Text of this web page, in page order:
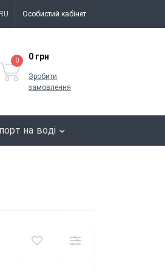
RU Особистий кабінет
0 0 грн
Зробити
замовлення
на воді